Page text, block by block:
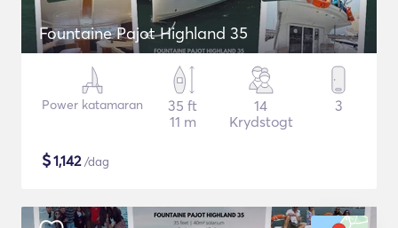
Fountaine Pajot Highland 35
Power katamaran
35 ft
11 m
14
Krydstogt
3
$1,142/dag